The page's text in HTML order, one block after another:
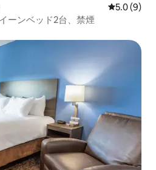
レビュー9
5.0 (9)
ーンベッド2台、禁煙